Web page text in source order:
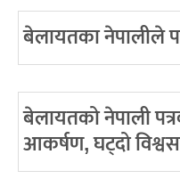
बेलायतका नेपालीले
बेलायतको नेपाली
आकर्षण, घट्दो